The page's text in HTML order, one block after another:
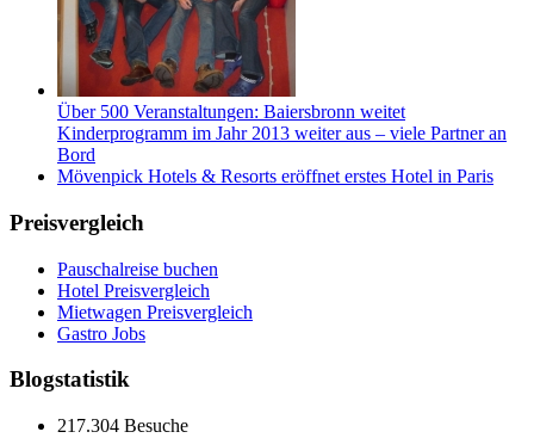
Über 500 Veranstaltungen: Baiersbronn weitet
Kinderprogramm im Jahr 2013 weiter aus – viele Partner an
Bord
Mövenpick Hotels & Resorts eröffnet erstes Hotel in Paris
Preisvergleich
Pauschalreise buchen
Hotel Preisvergleich
Mietwagen Preisvergleich
Gastro Jobs
Blogstatistik
217.304 Besuche